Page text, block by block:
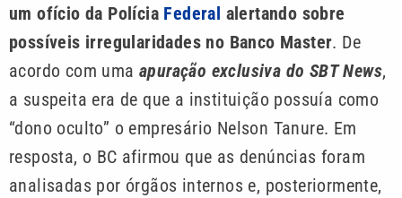
um ofício da Polícia Federal alertando sobre
possíveis irregularidades no Banco Master. De
acordo com uma apuração exclusiva do SBT News,
a suspeita era de que a instituição possuía como
“dono oculto” o empresário Nelson Tanure. Em
resposta, o BC afirmou que as denúncias foram
analisadas por órgãos internos e, posteriormente,